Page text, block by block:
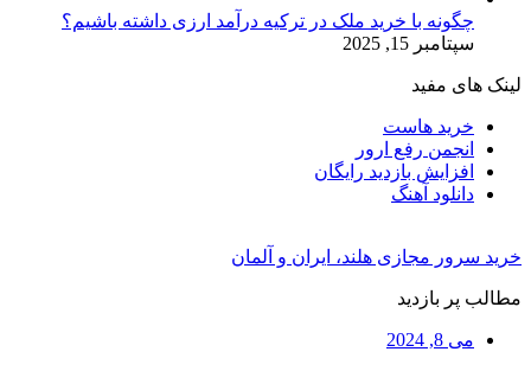
چگونه با خرید ملک در ترکیه درآمد ارزی داشته باشیم؟
سپتامبر 15, 2025
لینک های مفید
خرید هاست
انجمن رفع ارور
افزایش بازدید رایگان
دانلود آهنگ
خرید سرور مجازی هلند، ایران و آلمان
مطالب پر بازدید
می 8, 2024